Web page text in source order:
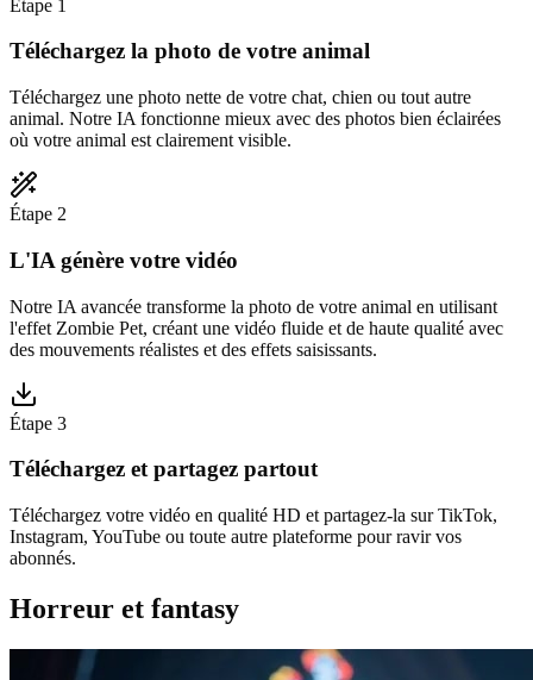
Étape 1
Téléchargez la photo de votre animal
Téléchargez une photo nette de votre chat, chien ou tout autre
animal. Notre IA fonctionne mieux avec des photos bien éclairées
où votre animal est clairement visible.
Étape 2
L'IA génère votre vidéo
Notre IA avancée transforme la photo de votre animal en utilisant
l'effet Zombie Pet, créant une vidéo fluide et de haute qualité avec
des mouvements réalistes et des effets saisissants.
Étape 3
Téléchargez et partagez partout
Téléchargez votre vidéo en qualité HD et partagez-la sur TikTok,
Instagram, YouTube ou toute autre plateforme pour ravir vos
abonnés.
Horreur et fantasy